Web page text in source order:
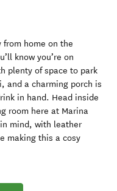
from home on the
know you’re on
plenty of space to park
and a charming porch is
in hand. Head inside
room here at Marina
mind, with leather
making this a cosy